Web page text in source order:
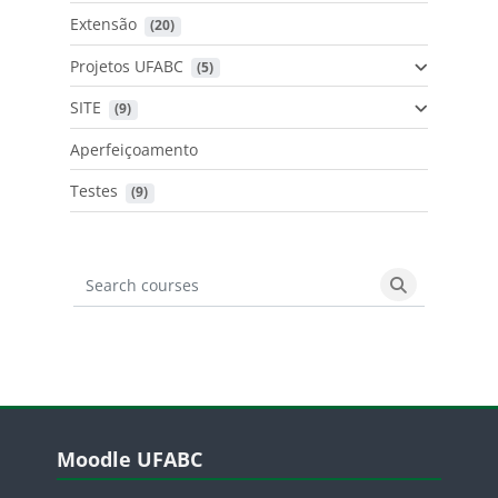
Extensão (20)
Projetos UFABC (5)
SITE (9)
Aperfeiçoamento
Testes
(9)
Search courses
Search
Blocos
Moodle UFABC